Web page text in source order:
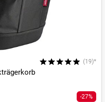
(19)*
-27%